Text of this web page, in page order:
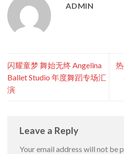
ADMIN
闪耀童梦 舞始无终 Angelina
Ballet Studio 年度舞蹈专场汇
演
Leave a Reply
Your email address will not be